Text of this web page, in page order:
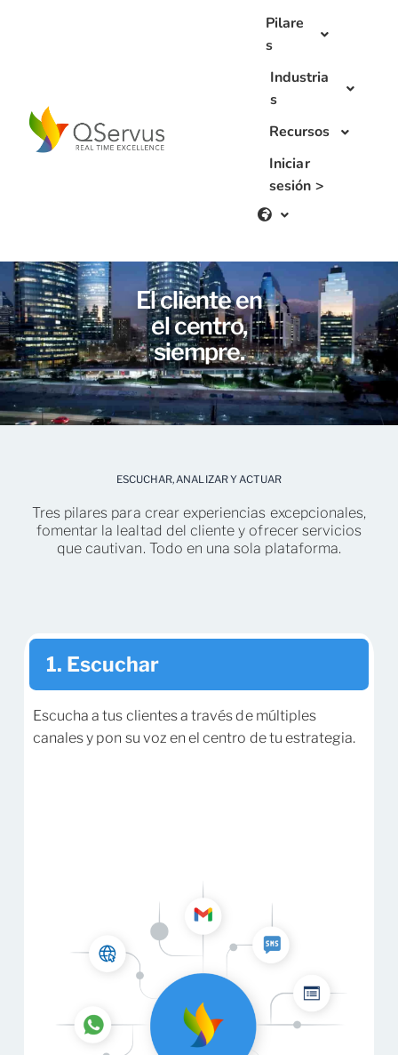
Pilare
s
Industria
s
Recursos
Iniciar
sesión >
El cliente en
el centro,
siempre.
ESCUCHAR, ANALIZAR Y ACTUAR
Tres pilares para crear experiencias excepcionales,
fomentar la lealtad del cliente y ofrecer servicios
que cautivan. Todo en una sola plataforma.
1. Escuchar
Escucha a tus clientes a través de múltiples
canales y pon su voz en el centro de tu estrategia.